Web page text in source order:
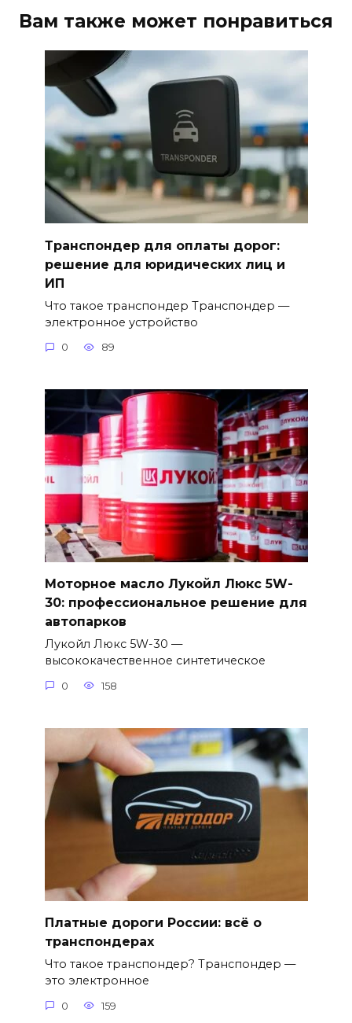
Вам также может понравиться
Транспондер для оплаты дорог:
решение для юридических лиц и
ИП
Что такое транспондер Транспондер —
электронное устройство
0 89
Моторное масло Лукойл Люкс 5W-
30: профессиональное решение для
автопарков
Лукойл Люкс 5W-30 —
высококачественное синтетическое
0 158
Платные дороги России: всё о
транспондерах
Что такое транспондер? Транспондер —
это электронное
0 159